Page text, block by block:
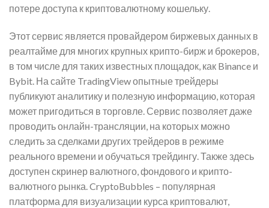
потере доступа к криптовалютному кошельку.
Этот сервис является провайдером биржевых данных в
реалтайме для многих крупных крипто-бирж и брокеров,
в том числе для таких известных площадок, как Binance и
Bybit. На сайте TradingView опытные трейдеры
публикуют аналитику и полезную информацию, которая
может пригодиться в торговле. Сервис позволяет даже
проводить онлайн-трансляции, на которых можно
следить за сделками других трейдеров в режиме
реального времени и обучаться трейдингу. Также здесь
доступен скринер валютного, фондового и крипто-
валютного рынка. CryptoBubbles – популярная
платформа для визуализации курса криптовалют,